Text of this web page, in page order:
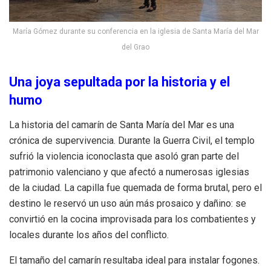
María Gómez durante su conferencia en la iglesia de Santa María del Mar
del Grao
Una joya sepultada por la historia y el
humo
La historia del camarín de Santa María del Mar es una
crónica de supervivencia. Durante la Guerra Civil, el templo
sufrió la violencia iconoclasta que asoló gran parte del
patrimonio valenciano y que afectó a numerosas iglesias
de la ciudad. La capilla fue quemada de forma brutal, pero el
destino le reservó un uso aún más prosaico y dañino: se
convirtió en la cocina improvisada para los combatientes y
locales durante los años del conflicto.
El tamaño del camarín resultaba ideal para instalar fogones.